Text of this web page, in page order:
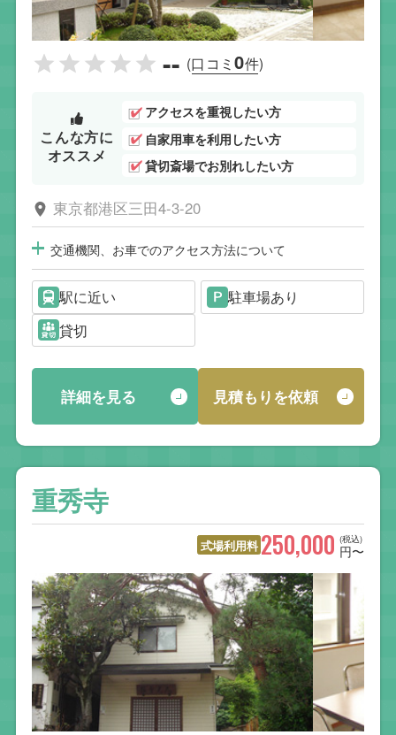
-- (口コミ0件)
こんな方に
オススメ
アクセスを重視したい方
自家用車を利用したい方
貸切斎場でお別れしたい方
東京都港区三田4-3-20
交通機関、お車でのアクセス方法について
駅に近い
駐車場あり
貸切
詳細を見る 見積もりを依頼
重秀寺
式場利用料 (税込)
250,000 円〜